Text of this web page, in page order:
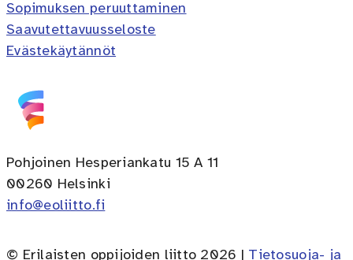
Sopimuksen peruuttaminen
Saavutettavuusseloste
Evästekäytännöt
Pohjoinen Hesperiankatu 15 A 11
00260 Helsinki
info@eoliitto.fi
© Erilaisten oppijoiden liitto 2026 | Tietosuoja- ja